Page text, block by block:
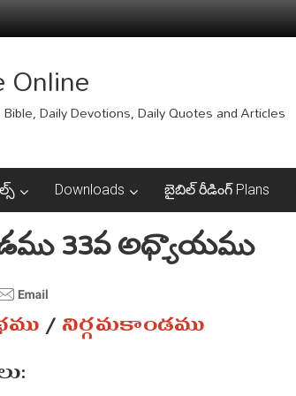
Online
Daily Devotions, Daily Quotes and Articles
Downloads బైబిల్ రీడింగ్ Plans
33వ అధ్యాయము
/నిర్గమకాండము